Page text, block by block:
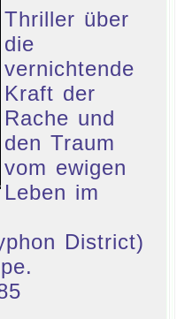
Thriller über
die
vernichtende
Kraft der
Rache und
den Traum
vom ewigen
Leben im
District)